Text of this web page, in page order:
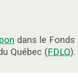
dans le Fonds
Québec (FDLQ).